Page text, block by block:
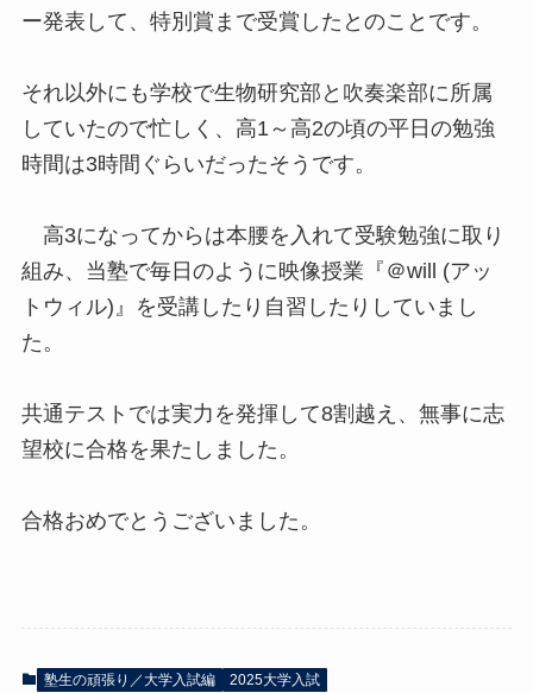
ー発表して、特別賞まで受賞したとのことです。
それ以外にも学校で生物研究部と吹奏楽部に所属
していたので忙しく、高1～高2の頃の平日の勉強
時間は3時間ぐらいだったそうです。
高3になってからは本腰を入れて受験勉強に取り
組み、当塾で毎日のように映像授業『＠will (アッ
トウィル)』を受講したり自習したりしていまし
た。
共通テストでは実力を発揮して8割越え、無事に志
望校に合格を果たしました。
合格おめでとうございました。
塾生の頑張り／大学入試編 2025大学入試